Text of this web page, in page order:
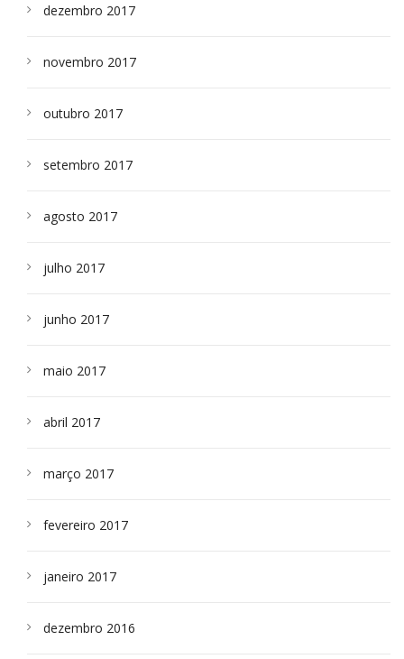
dezembro 2017
novembro 2017
outubro 2017
setembro 2017
agosto 2017
julho 2017
junho 2017
maio 2017
abril 2017
março 2017
fevereiro 2017
janeiro 2017
dezembro 2016